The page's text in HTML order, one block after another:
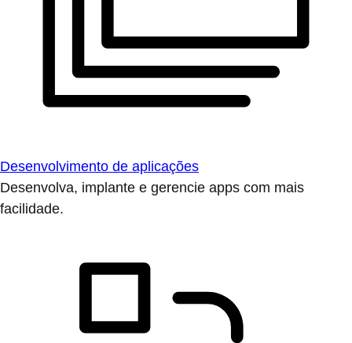
Desenvolvimento de aplicações
Desenvolva, implante e gerencie apps com mais
facilidade.